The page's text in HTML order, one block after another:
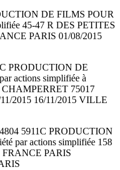
DE FILMS POUR
45-47 R DES PETITES
PARIS 01/08/2015
PRODUCTION DE
actions simplifiée à
CHAMPERRET 75017
2015 16/11/2015 VILLE
5911C PRODUCTION
par actions simplifiée 158
PARIS